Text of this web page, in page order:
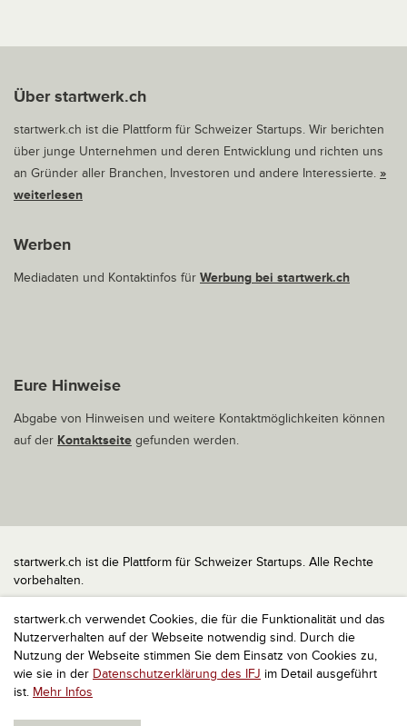
startwerk.ch verwendet Cookies, die für die Funktionalität und das
Nutzerverhalten auf der Webseite notwendig sind. Durch die
Nutzung der Webseite stimmen Sie dem Einsatz von Cookies zu,
wie sie in der Datenschutzerklärung des IFJ im Detail ausgeführt
ist. Mehr Infos
Über startwerk.ch
startwerk.ch ist die Plattform für Schweizer Startups. Wir berichten
über junge Unternehmen und deren Entwicklung und richten uns
an Gründer aller Branchen, Investoren und andere Interessierte. »
weiterlesen
Werben
Mediadaten und Kontaktinfos für Werbung bei startwerk.ch
Eure Hinweise
Abgabe von Hinweisen und weitere Kontaktmöglichkeiten können
auf der Kontaktseite gefunden werden.
startwerk.ch ist die Plattform für Schweizer Startups. Alle Rechte
vorbehalten.
Impressum
Kontakt
nach oben